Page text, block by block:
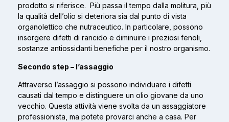
prodotto si riferisce. Più passa il tempo dalla molitura, più
la qualità dell’olio si deteriora sia dal punto di vista
organolettico che nutraceutico. In particolare, possono
insorgere difetti di rancido e diminuire i preziosi fenoli,
sostanze antiossidanti benefiche per il nostro organismo.
Secondo step – l’assaggio
Attraverso l’assaggio si possono individuare i difetti
causati dal tempo e distinguere un olio giovane da uno
vecchio. Questa attività viene svolta da un assaggiatore
professionista, ma potete provarci anche a casa. Per